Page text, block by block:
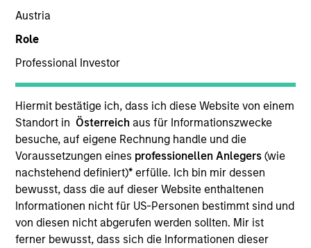
Austria
Role
Professional Investor
Hiermit bestätige ich, dass ich diese Website von einem
Standort in Österreich aus für Informationszwecke
besuche, auf eigene Rechnung handle und die
Voraussetzungen eines professionellen Anlegers(wie
nachstehend definiert)* erfülle. Ich bin mir dessen
bewusst, dass die auf dieser Website enthaltenen
Informationen nicht für US-Personen bestimmt sind und
von diesen nicht abgerufen werden sollten. Mir ist
ferner bewusst, dass sich die Informationen dieser
YEARS OF INDUSTRY EXPERIENCE
Matthew Murphy is an institutional portfolio
manager on the Emerging Markets team. He is
responsible for covering global economic, political,
and capital markets research. He serves as a
resource for existing and prospective clients,
representing the group’s managed strategies and
presenting the team’s views on macroeconomic